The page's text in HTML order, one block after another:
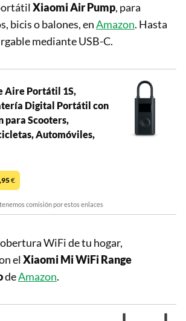
Xiaomi Air Pump, para
bicis o balones, enAmazon. Hasta
mediante USB-C.
Aire Portátil 1S,
Digital Portátil con
para Scooters,
Automóviles,
€
comisión por estos enlaces
WiFi de tu hogar,
el Xiaomi Mi WiFi Range
deAmazon.